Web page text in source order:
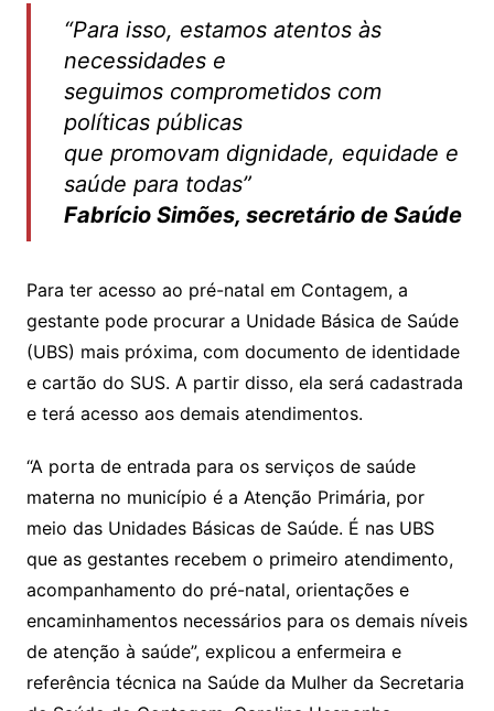
“Para isso, estamos atentos às
necessidades e
seguimos comprometidos com
políticas públicas
que promovam dignidade, equidade e
saúde para todas”
Fabrício Simões, secretário de Saúde
Para ter acesso ao pré-natal em Contagem, a
gestante pode procurar a Unidade Básica de Saúde
(UBS) mais próxima, com documento de identidade
e cartão do SUS. A partir disso, ela será cadastrada
e terá acesso aos demais atendimentos.
“A porta de entrada para os serviços de saúde
materna no município é a Atenção Primária, por
meio das Unidades Básicas de Saúde. É nas UBS
que as gestantes recebem o primeiro atendimento,
acompanhamento do pré-natal, orientações e
encaminhamentos necessários para os demais níveis
de atenção à saúde”, explicou a enfermeira e
referência técnica na Saúde da Mulher da Secretaria